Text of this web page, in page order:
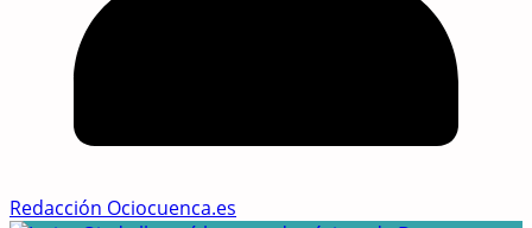
Redacción Ociocuenca.es